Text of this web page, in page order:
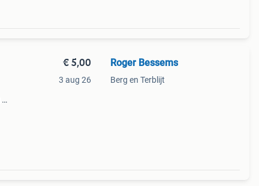
€ 5,00
3 aug 26
Roger Bessems
Berg en Terblijt